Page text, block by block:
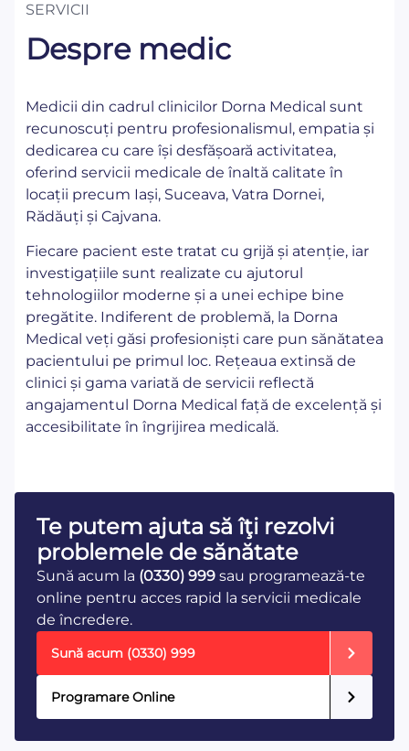
SERVICII
Despre medic
Medicii din cadrul clinicilor Dorna Medical sunt
recunoscuți pentru profesionalismul, empatia și
dedicarea cu care își desfășoară activitatea,
oferind servicii medicale de înaltă calitate în
locații precum Iași, Suceava, Vatra Dornei,
Rădăuți și Cajvana.
Fiecare pacient este tratat cu grijă și atenție, iar
investigațiile sunt realizate cu ajutorul
tehnologiilor moderne și a unei echipe bine
pregătite. Indiferent de problemă, la Dorna
Medical veți găsi profesioniști care pun sănătatea
pacientului pe primul loc. Rețeaua extinsă de
clinici și gama variată de servicii reflectă
angajamentul Dorna Medical față de excelență și
accesibilitate în îngrijirea medicală.
Te putem ajuta să îţi rezolvi
problemele de sănătate
Sună acum la (0330) 999 sau programează-te
online pentru acces rapid la servicii medicale
de încredere.
Sună acum (0330) 999
Programare Online